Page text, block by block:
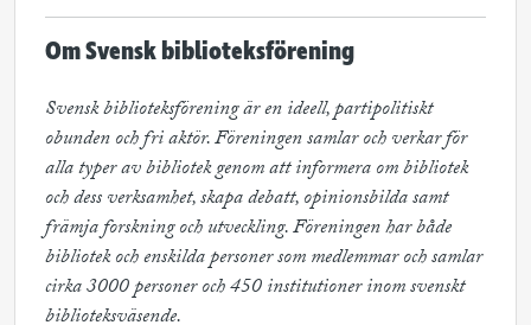
Om Svensk biblioteksförening
Svensk biblioteksförening är en ideell, partipolitiskt
obunden och fri aktör. Föreningen samlar och verkar för
alla typer av bibliotek genom att informera om bibliotek
och dess verksamhet, skapa debatt, opinionsbilda samt
främja forskning och utveckling. Föreningen har både
bibliotek och enskilda personer som medlemmar och samlar
cirka 3000 personer och 450 institutioner inom svenskt